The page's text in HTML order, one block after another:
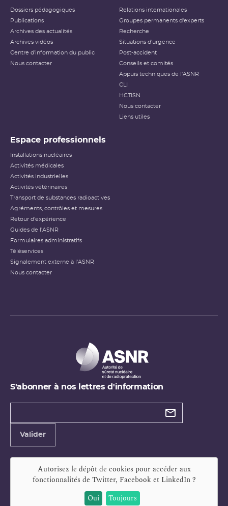
Dossiers pédagogiques
Publications
Archives des actualités
Archives vidéos
Centre d'information du public
Nous contacter
Relations internationales
Groupes permanents d'experts
Recherche
Situations d'urgence
Post-accident
Conseils et comités
Appuis techniques de l'ASNR
CLI
HCTISN
Nous contacter
Liens utiles
Espace professionnels
Installations nucléaires
Activités médicales
Activités industrielles
Activités vétérinaires
Transport de substances radioactives
Agréments, contrôles et mesures
Retour d'expérience
Guides de l'ASNR
Formulaires administratifs
Téléservices
Signalement externe à l'ASNR
Nous contacter
S'abonner à nos lettres d'information
Types de
Valider
Autorisez le dépôt de cookies pour accéder aux
fonctionnalités de Twitter, Facebook et LinkedIn?
Oui
Toujours